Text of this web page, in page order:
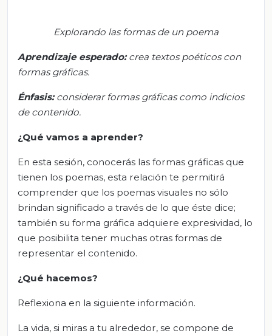
Explorando las formas de un poema
Aprendizaje esperado:crea textos poéticos con
formas gráficas.
Énfasis: considerar formas gráficas como indicios
de contenido.
¿Qué vamos a aprender?
En esta sesión, conocerás las formas gráficas que
tienen los poemas, esta relación te permitirá
comprender que los poemas visuales no sólo
brindan significado a través de lo que éste dice;
también su forma gráfica adquiere expresividad, lo
que posibilita tener muchas otras formas de
representar el contenido.
¿Qué hacemos?
Reflexiona en la siguiente información.
La vida, si miras a tu alrededor, se compone de